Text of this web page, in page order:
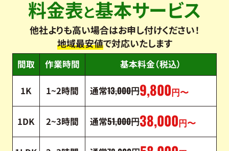
料金表と基本サービス
他社よりも高い場合はお申し付けください！
地域最安値で対応いたします
間取 作業時間 基本料金（税込）
1K 1~2時間 通常13,000円9,800 円〜
1DK 2~3時間 通常51,000円38,000 円〜